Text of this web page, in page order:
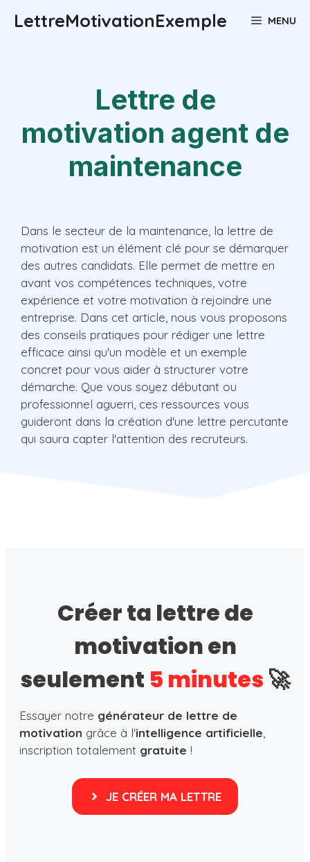
LettreMotivationExemple MENU
Lettre de
motivation agent de
maintenance
Dans le secteur de la maintenance, la lettre de
motivation est un élément clé pour se démarquer
des autres candidats. Elle permet de mettre en
avant vos compétences techniques, votre
expérience et votre motivation à rejoindre une
entreprise. Dans cet article, nous vous proposons
des conseils pratiques pour rédiger une lettre
efficace ainsi qu'un modèle et un exemple
concret pour vous aider à structurer votre
démarche. Que vous soyez débutant ou
professionnel aguerri, ces ressources vous
guideront dans la création d'une lettre percutante
qui saura capter l'attention des recruteurs.
Créer ta lettre de
motivation en
seulement 5 minutes 🚀
Essayer notre générateur de lettre de
motivation grâce à l'intelligence artificielle
inscription totalement gratuite !
JE CRÉER MA LETTRE